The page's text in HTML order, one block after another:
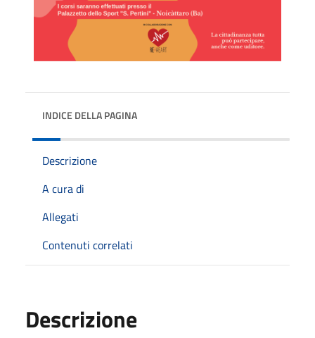
INDICE DELLA PAGINA
Descrizione
A cura di
Allegati
Contenuti correlati
Descrizione